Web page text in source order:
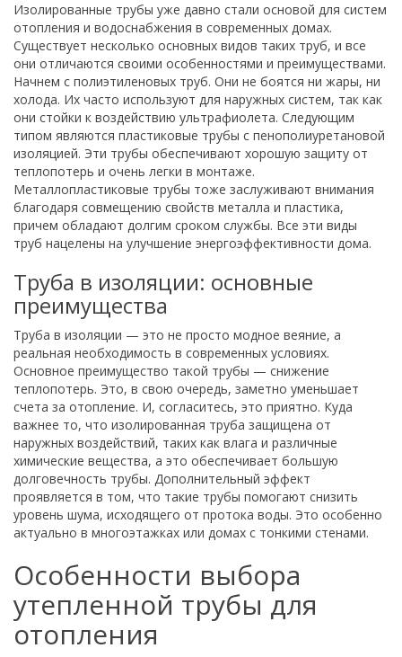
Изолированные трубы уже давно стали основой для систем
отопления и водоснабжения в современных домах.
Существует несколько основных видов таких труб, и все
они отличаются своими особенностями и преимуществами.
Начнем с полиэтиленовых труб. Они не боятся ни жары, ни
холода. Их часто используют для наружных систем, так как
они стойки к воздействию ультрафиолета. Следующим
типом являются пластиковые трубы с пенополиуретановой
изоляцией. Эти трубы обеспечивают хорошую защиту от
теплопотерь и очень легки в монтаже.
Металлопластиковые трубы тоже заслуживают внимания
благодаря совмещению свойств металла и пластика,
причем обладают долгим сроком службы. Все эти виды
труб нацелены на улучшение энергоэффективности дома.
Труба в изоляции: основные
преимущества
Труба в изоляции — это не просто модное веяние, а
реальная необходимость в современных условиях.
Основное преимущество такой трубы — снижение
теплопотерь. Это, в свою очередь, заметно уменьшает
счета за отопление. И, согласитесь, это приятно. Куда
важнее то, что изолированная труба защищена от
наружных воздействий, таких как влага и различные
химические вещества, а это обеспечивает большую
долговечность трубы. Дополнительный эффект
проявляется в том, что такие трубы помогают снизить
уровень шума, исходящего от протока воды. Это особенно
актуально в многоэтажках или домах с тонкими стенами.
Особенности выбора
утепленной трубы для
отопления